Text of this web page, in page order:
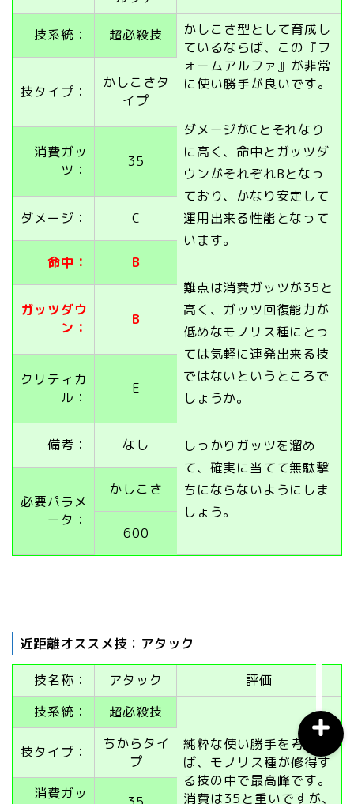
技系統： 超必殺技
かしこさ型として育成し
ているならば、この『フ
ォームアルファ』が非常
に使い勝手が良いです。
ダメージがCとそれなり
に高く、命中とガッツダ
ウンがそれぞれBとなっ
ており、かなり安定して
運用出来る性能となって
います。
難点は消費ガッツが35と
高く、ガッツ回復能力が
低めなモノリス種にとっ
ては気軽に連発出来る技
ではないというところで
しょうか。
しっかりガッツを溜め
て、確実に当てて無駄撃
ちにならないようにしま
しょう。
技タイプ：
かしこさタ
イプ
消費ガッ
ツ：
35
ダメージ： C
命中： B
ガッツダウ
ン：
B
クリティカ
ル：
E
備考： なし
必要パラメ
ータ：
かしこさ
600
近距離オススメ技：アタック
技名称： アタック
評価
技系統：
超必殺技
純粋な使い勝手を考えれ
ば、モノリス種が修得す
る技の中で最高峰です。
消費は35と重いですが、
技タイプ：
ちからタイ
プ
消費ガッ
おすすめスマホアプリ
月間おすすめ